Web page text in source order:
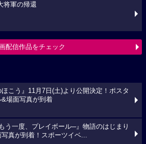
将軍の帰還
配信作品をチェック
ほこう』11月7日(土)より公開決定！ポスタ
場面写真が到着
う一度、プレイボール─』物語のはじまり
真が到着！スポーツイベ...